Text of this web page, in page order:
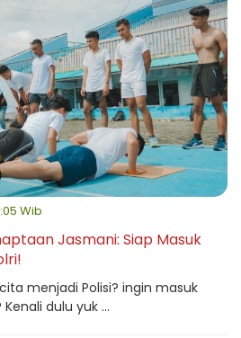
Wib
Jasmani: Siap Masuk
menjadi Polisi? ingin masuk
dulu yuk ...